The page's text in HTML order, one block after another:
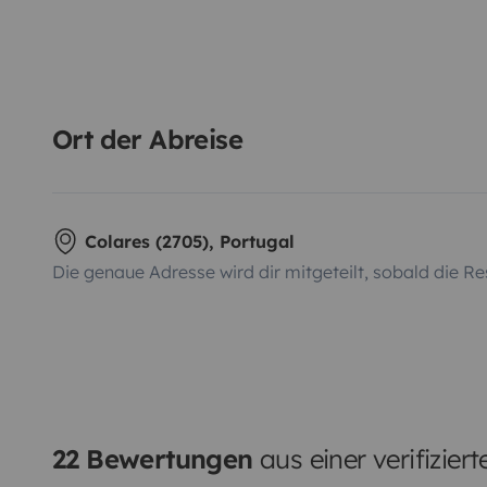
Ort der Abreise
Colares (2705), Portugal
Die genaue Adresse wird dir mitgeteilt, sobald die
22 Bewertungen aus einer